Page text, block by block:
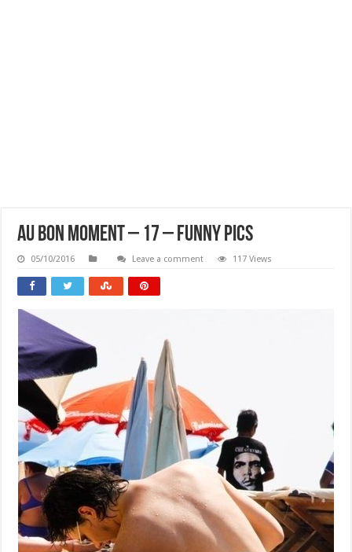
Au Bon Moment – 17 – Funny Pics
05/10/2016 Leave a comment 117 Views